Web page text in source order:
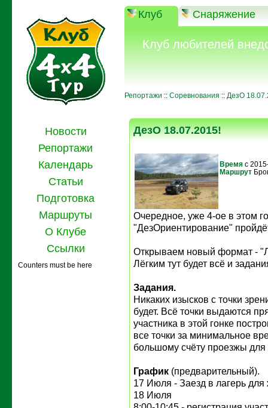
Клуб Снаряжение
Клуб любителей
Репортажи :: Соревнования :: ДезО
Новости
Репортажи
Календарь
Статьи
Подготовка
Маршруты
О Клубе
Ссылки
Counters must be here
ДезО 18.07.2015!
Время с
Маршрут
Очередное, уже 4-ое в этом
"ДезОриентирование"
Открываем новый формат -
Лёгким тут будет всё и
Задания.
Никаких изысков с точки
будет. Всё точки выдаются
участника в этой гонке
все точки за минимальное
большому счёту проезжы
График (предварительный).
17 Июля - Заезд в лагерь
18 Июля